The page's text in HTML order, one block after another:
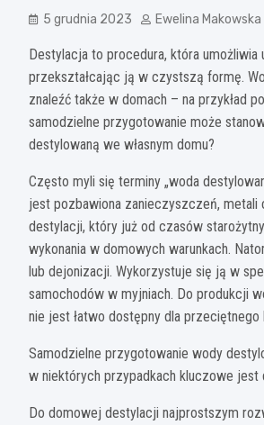
5 grudnia 2023 Ewelina Makowska
Destylacja to procedura, która
przekształcając ją w czystszą formę.
znaleźć także w domach – na przykład
samodzielne przygotowanie może
destylowaną we własnym domu?
Często myli się terminy „woda
jest pozbawiona zanieczyszczeń,
destylacji, który już od czasów
wykonania w domowych warunkach.
lub dejonizacji. Wykorzystuje się ją w
samochodów w myjniach. Do produkcji
nie jest łatwo dostępny dla przeciętnego
Samodzielne przygotowanie wody
w niektórych przypadkach kluczowe jest
Do domowej destylacji najprostszym